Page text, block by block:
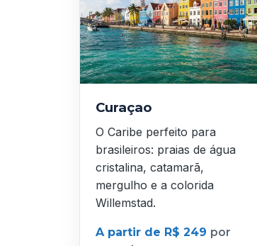
Curaçao
O Caribe perfeito para
brasileiros: praias de água
cristalina, catamarã,
mergulho e a colorida
Willemstad.
A partir de R$ 249 por